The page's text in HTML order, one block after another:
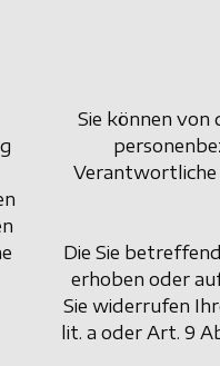
Sie können
Verantwortliche
Die Sie
erhoben oder
Sie widerrufen
lit. a oder Art. 9